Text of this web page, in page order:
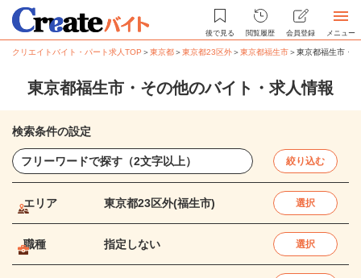
後で見る 閲覧履歴 会員登録 メニュー
クリエイトバイト・パート求人TOP ＞東京都＞東京都23区外＞東京都福生市＞東京都福生市・
東京都福生市・その他のバイト・求人情報
検索条件の設定
絞り込む
エリア 東京都23区外(福生市) 選択
職種 指定しない 選択